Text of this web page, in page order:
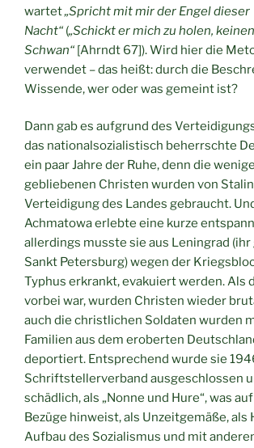
wartet„Spricht mit mir der Engel dieser
Nacht“ („Schickt er mich zu holen, keinen
Schwan“ [Ahrndt 67]). Wird hier die
verwendet – das heißt: durch die
Wissende, wer oder was gemeint ist?
Dann gab es aufgrund des
das nationalsozialistisch beherrschte
ein paar Jahre der Ruhe, denn die
gebliebenen Christen wurden von
Verteidigung des Landes gebraucht.
Achmatowa erlebte eine kurze
allerdings musste sie aus Leningrad
Sankt Petersburg) wegen der
Typhus erkrankt, evakuiert werden. Als
vorbei war, wurden Christen wieder
auch die christlichen Soldaten wurden
Familien aus dem eroberten
deportiert. Entsprechend wurde sie
Schriftstellerverband ausgeschlossen
schädlich, als „Nonne und Hure“, was
Bezüge hinweist, als Unzeitgemäße, als
Aufbau des Sozialismus und mit